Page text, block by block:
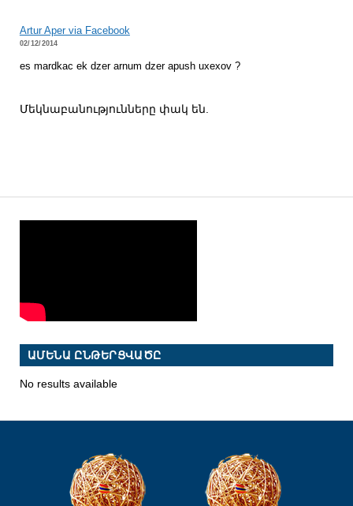
Artur Aper via Facebook
02/12/2014
es mardkac ek dzer arnum dzer apush uxexov ?
Մեկնաբանությունները փակ են.
ԱՄԵՆԱ ԸՆԹԵՐՑՎԱԾԸ
No results available